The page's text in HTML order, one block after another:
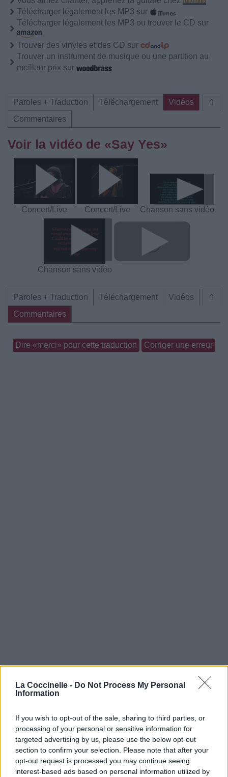
La Coccinelle - Do Not Process My Personal
Information
If you wish to opt-out of the sale, sharing to third parties, or
processing of your personal or sensitive information for
targeted advertising by us, please use the below opt-out
section to confirm your selection. Please note that after your
opt-out request is processed you may continue seeing
interest-based ads based on personal information utilized by
Télécharger légalement les MP3 sur
Télécharger légalement les MP3 ou trouver le CD sur
Trouver des vinyles et des CD sur
Trouver un instrument de musique ou une partition au
meilleur prix sur
⇑
Paroles + Traduction Téléchargement
Vidéos
Commentaires
Voir la vidéo de «Say Yes»
Concert/Live Concert/Live Chanson sans vidéo
Chanson sans vidéo
⇑
Paroles + Traduction Téléchargement
Vidéos
Commentaires
Dire «merci» pour cette traduction Corriger une erreur